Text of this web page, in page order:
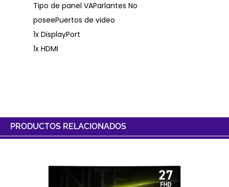
Tipo de panel VAParlantes No
poseePuertos de video
1x DisplayPort
1x HDMI
PRODUCTOS RELACIONADOS